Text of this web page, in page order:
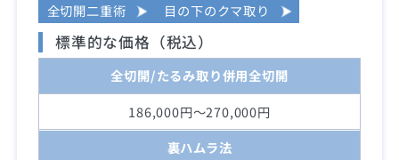
全切開二重術
目の下のクマ取り
標準的な価格（税込）
全切開/たるみ取り併用全切開
186,000円～270,000円
裏ハムラ法